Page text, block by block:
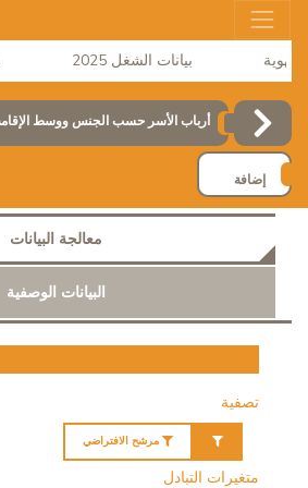
بيانات الشغل 2025
أرباب الأسر حسب الجنس ووسط
إضافة
معالجة البيانات
البيانات الوصفية
تصفية
مرشح الافتراضي
متغيرات التبادل